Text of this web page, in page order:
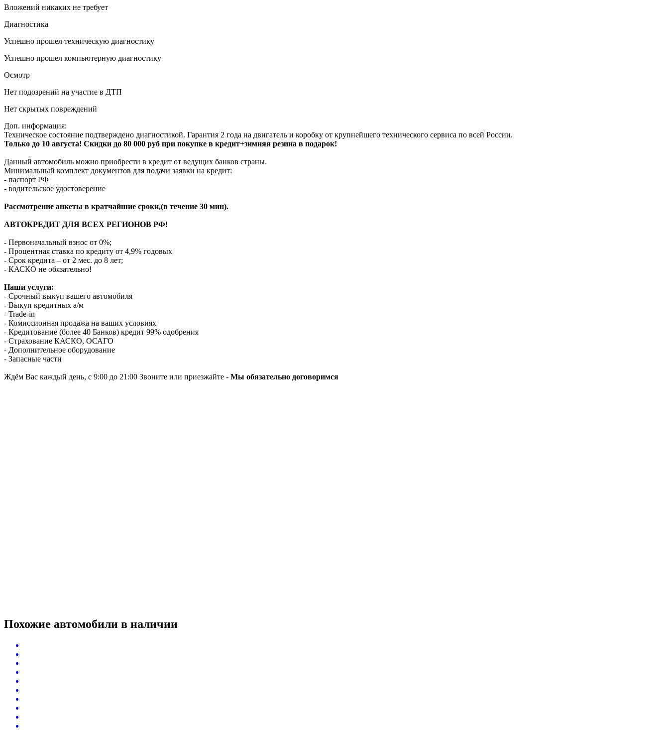
Вложений никаких не требует
Диагностика
Успешно прошел техническую диагностику
Успешно прошел компьютерную диагностику
Осмотр
Нет подозрений на участие в ДТП
Нет скрытых повреждений
Доп. информация:
Техническое состояние подтверждено диагностикой. Гарантия 2 года на двигатель и коробку от крупнейшего технического сервиса по всей России.
Только до 10 августа! Скидки до 80 000 руб при покупке в кредит+зимняя резина в подарок!
Данный автомобиль можно приобрести в кредит от ведущих банков страны.
Минимальный комплект документов для подачи заявки на кредит:
- паспорт РФ
- водительское удостоверение
Рассмотрение анкеты в кратчайшие сроки,(в течение 30 мин).
АВТОКРЕДИТ ДЛЯ ВСЕХ РЕГИОНОВ РФ!
- Первоначальный взнос от 0%;
- Процентная ставка по кредиту от 4,9% годовых
- Срок кредита – от 2 мес. до 8 лет;
- КАСКО не обязательно!
Наши услуги:
- Срочный выкуп вашего автомобиля
- Выкуп кредитных а/м
- Trade-in
- Комиссионная продажа на ваших условиях
- Кредитование (более 40 Банков) кредит 99% одобрения
- Страхование КАСКО, ОСАГО
- Дополнительное оборудование
- Запасные части
Ждём Вас каждый день, с 9:00 до 21:00 Звоните или приезжайте - Мы обязательно договоримся
Похожие автомобили в наличии